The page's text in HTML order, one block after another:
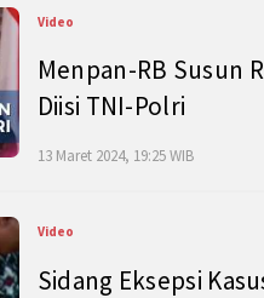
Video
Menpan-RB Susun
Diisi TNI-Polri
13 Maret 2024, 19:25 WIB
Video
Sidang Eksepsi